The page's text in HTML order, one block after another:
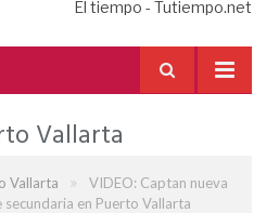
El tiempo - Tutiempo.net
Vallarta
Vallarta »
VIDEO: Captan nueva
en Puerto Vallarta